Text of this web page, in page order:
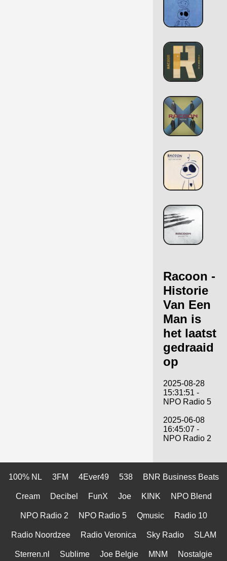
Racoon -
Historie
Van Een
Man is
het laatst
gedraaid
op
2025-08-28
15:31:51 -
NPO Radio 5
2025-06-08
16:45:07 -
NPO Radio 2
100% NL 3FM 4Ever49 538 BNR Business Beats
Cream Decibel FunX Joe KINK NPO Blend
NPO Radio 2 NPO Radio 5 Qmusic Radio 10
Radio Noordzee Radio Veronica Sky Radio SLAM
Sterren.nl Sublime Joe Belgie MNM Nostalgie